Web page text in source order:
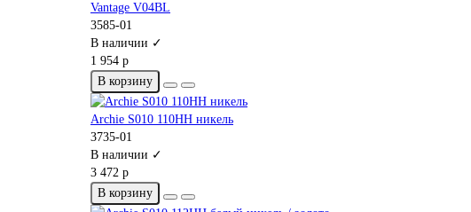
Vantage V04BL
3585-01
В наличии ✓
1 954 р
В корзину
Archie S010 110HH никель
3735-01
В наличии ✓
3 472 р
В корзину